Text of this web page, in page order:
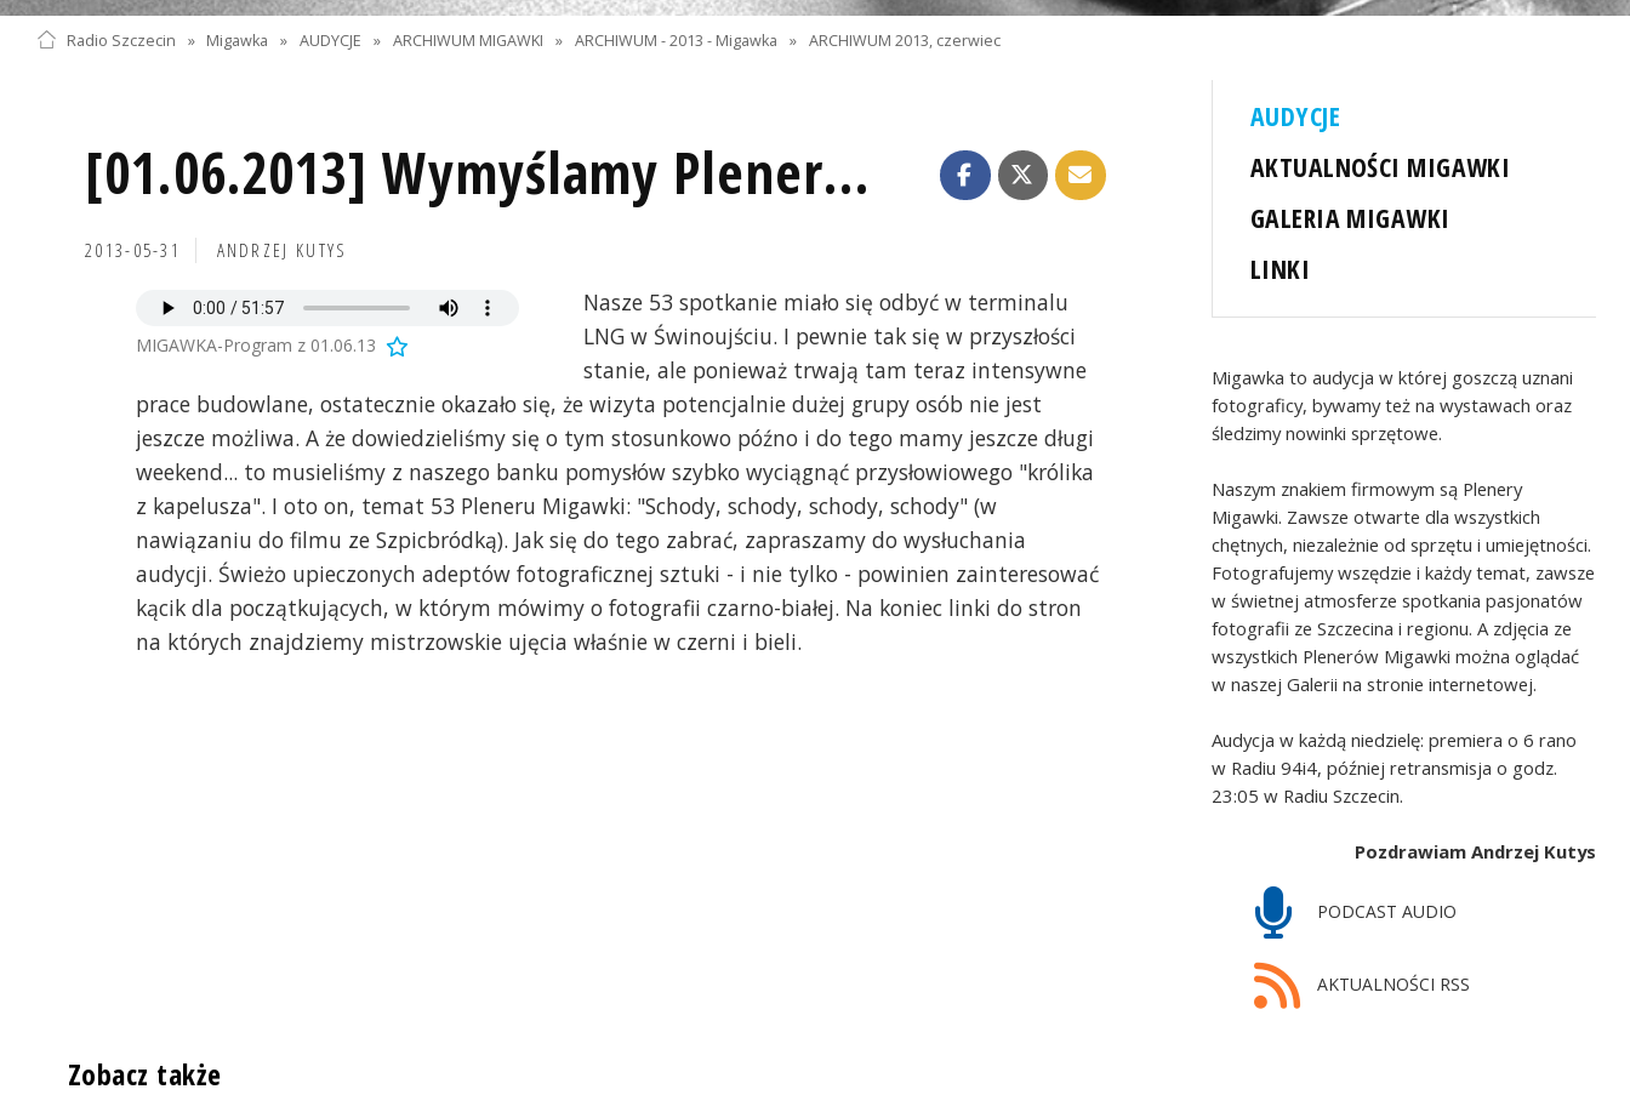
Radio Szczecin » Migawka » AUDYCJE » ARCHIWUM MIGAWKI » ARCHIWUM - 2013 - Migawka » ARCHIWUM 2013, czerwiec
[01.06.2013] Wymyślamy Plener...
2013-05-31 ANDRZEJ KUTYS
MIGAWKA-Program z 01.06.13
Nasze 53 spotkanie miało się odbyć w terminalu
LNG w Świnoujściu. I pewnie tak się w przyszłości
stanie, ale ponieważ trwają tam teraz intensywne
prace budowlane, ostatecznie okazało się, że wizyta potencjalnie dużej grupy osób nie jest
jeszcze możliwa. A że dowiedzieliśmy się o tym stosunkowo późno i do tego mamy jeszcze długi
weekend... to musieliśmy z naszego banku pomysłów szybko wyciągnąć przysłowiowego "królika
z kapelusza". I oto on, temat 53 Pleneru Migawki: "Schody, schody, schody, schody" (w
nawiązaniu do filmu ze Szpicbródką). Jak się do tego zabrać, zapraszamy do wysłuchania
audycji. Świeżo upieczonych adeptów fotograficznej sztuki - i nie tylko - powinien zainteresować
kącik dla początkujących, w którym mówimy o fotografii czarno-białej. Na koniec linki do stron
na których znajdziemy mistrzowskie ujęcia właśnie w czerni i bieli.
AUDYCJE
AKTUALNOŚCI MIGAWKI
GALERIA MIGAWKI
LINKI
Migawka to audycja w której goszczą uznani
fotograficy, bywamy też na wystawach oraz
śledzimy nowinki sprzętowe.
Naszym znakiem firmowym są Plenery
Migawki. Zawsze otwarte dla wszystkich
chętnych, niezależnie od sprzętu i umiejętności.
Fotografujemy wszędzie i każdy temat, zawsze
w świetnej atmosferze spotkania pasjonatów
fotografii ze Szczecina i regionu. A zdjęcia ze
wszystkich Plenerów Migawki można oglądać
w naszej Galerii na stronie internetowej.
Audycja w każdą niedzielę: premiera o 6 rano
w Radiu 94i4, później retransmisja o godz.
23:05 w Radiu Szczecin.
Pozdrawiam Andrzej Kutys
PODCAST AUDIO
AKTUALNOŚCI RSS
Zobacz także